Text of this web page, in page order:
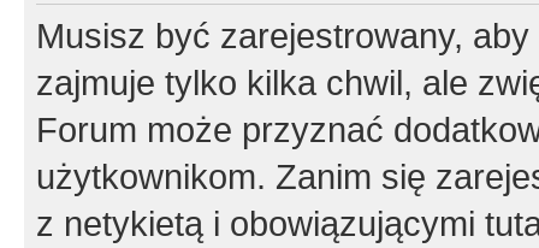
Musisz być zarejestrowany,
zajmuje tylko kilka chwil, ale
Forum może przyznać
użytkownikom. Zanim się
z netykietą i obowiązującymi